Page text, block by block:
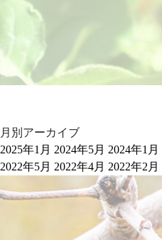
月別アーカイブ
2025年1月 2024年5月 2024年1月
2022年5月 2022年4月 2022年2月